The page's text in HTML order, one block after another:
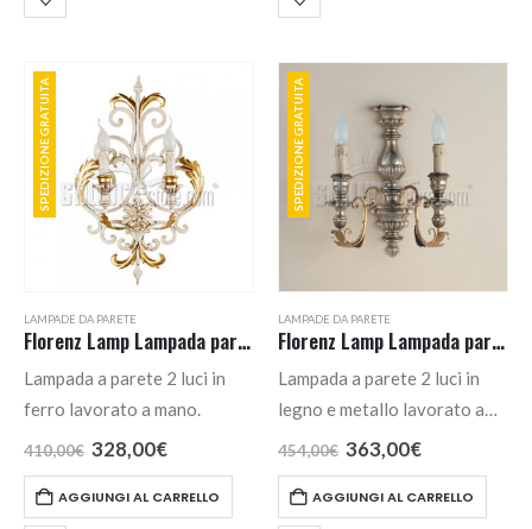
SPEDIZIONE GRATUITA
LAMPADE DA PARETE
Florenz Lamp Lampada parete cod. 1187.02B
Lampada a parete 2 luci in
ferro lavorato a mano.
410,00€ Il
prezzo
era:
410,00€.
328,00€Il
è:
328,00€.
AGGIUNGI AL CARRELLO
SPEDIZIONE GRATUITA
LAMPADE DA PARETE
Florenz Lamp Lampada parete cod. 1465.2A
Lampada a parete 2 luci in
legno e metallo lavorato a
mano nei colori foglia
454,00€ Il
prezzo
era:
454,00€.
363,00€Il
è:
363,00€.
AGGIUNGI AL CARRELLO